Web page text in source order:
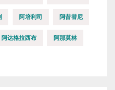
阿培利司 阿昔替尼
阿达格拉西布 阿那莫林